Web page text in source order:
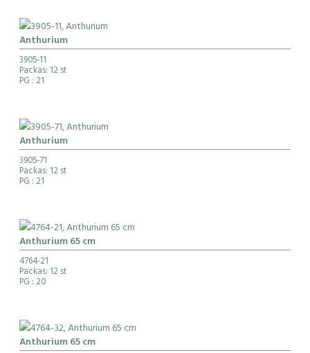
Anthurium
3905-11
Packas: 12 st
PG : 21
Anthurium
3905-71
Packas: 12 st
PG : 21
Anthurium 65 cm
4764-21
Packas: 12 st
PG : 20
Anthurium 65 cm